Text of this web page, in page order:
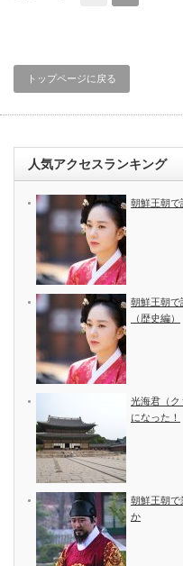
トップページに戻る
人気アクセスランキング
朝鮮王朝で
朝鮮王朝で
（歴史編）
光海君（ク
になった！
朝鮮王朝で
か